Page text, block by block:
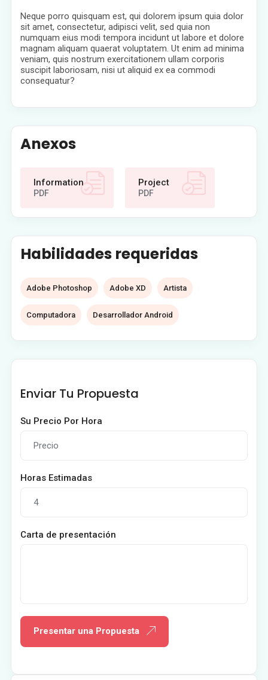
Neque porro quisquam est, qui dolorem ipsum quia dolor
sit amet, consectetur, adipisci velit, sed quia non
numquam eius modi tempora incidunt ut labore et dolore
magnam aliquam quaerat voluptatem. Ut enim ad minima
veniam, quis nostrum exercitationem ullam corporis
suscipit laboriosam, nisi ut aliquid ex ea commodi
consequatur?
Anexos
Information
PDF
Project
PDF
Habilidades requeridas
Adobe Photoshop Adobe XD Artista
Computadora Desarrollador Android
Enviar Tu Propuesta
Su Precio Por Hora
Horas Estimadas
Carta de presentación
Presentar una Propuesta